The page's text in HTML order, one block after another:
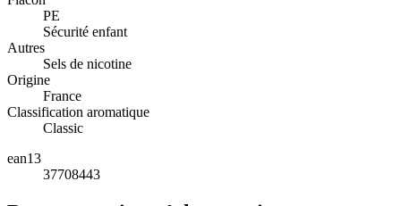
PE
Sécurité enfant
Autres
Sels de nicotine
Origine
France
Classification aromatique
Classic
ean13
37708443